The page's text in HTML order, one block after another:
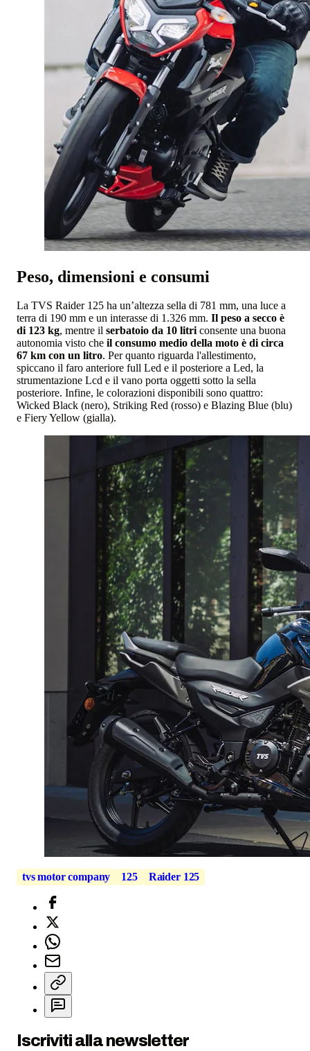
Peso, dimensioni e consumi
La TVS Raider 125 ha un’altezza sella di 781 mm, una luce a
terra di 190 mm e un interasse di 1.326 mm. Il peso a secco è
di 123 kg, mentre il serbatoio da 10 litriconsente una buona
autonomia visto che il consumo medio della moto è di circa
67 km con un litro. Per quanto riguarda l'allestimento,
spiccano il faro anteriore full Led e il posteriore a Led, la
strumentazione Lcd e il vano porta oggetti sotto la sella
posteriore. Infine, le colorazioni disponibili sono quattro:
Wicked Black (nero), Striking Red (rosso) e Blazing Blue (blu)
e Fiery Yellow (gialla).
tvs motor company 125 Raider 125
Iscriviti alla newsletter